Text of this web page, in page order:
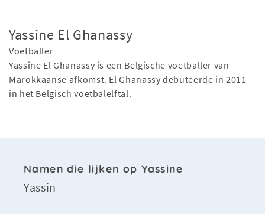
Yassine El Ghanassy
Voetballer
Yassine El Ghanassy is een Belgische voetballer van
Marokkaanse afkomst. El Ghanassy debuteerde in 2011
in het Belgisch voetbalelftal.
Namen die lijken op Yassine
Yassin